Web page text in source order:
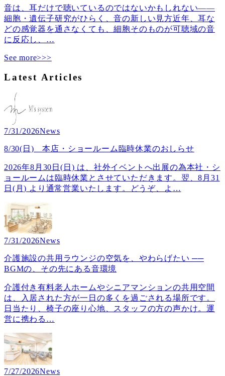
音は、耳だけで聴いているのではないかもしれない――
細胞・遺伝子研究がひらく、音の新しい見方近年、耳な
どの感覚器を通さなくても、細胞そのものが可聴域の音
に反応し、 …
See more>>>
Latest Articles
7/31/2026News
8/30(日) 本店・ショールーム臨時休業のおしらせ
2026年8月30日(日) は、社外イベントへ出展の為本社・シ
ョールームは臨時休業とさせていただきます。翌、8月31
日(月) より通常営業いたします。どうぞ、よ …
7/31/2026News
介護施設の共用ラウンジの空気を、やわらげたい ──
BGMの、その先にある音環境
介護付き有料老人ホームやシニアマンションの共用空間
は、入居された方が一日の多くを過ごされる場所です。
日当たり、椅子の座り心地、スタッフの方の声かけ。運
営に携わる …
7/27/2026News